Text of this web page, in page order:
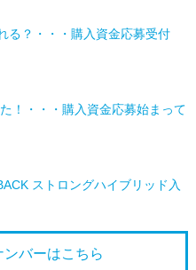
？・・・購入資金応募受付
！・・・購入資金応募始まって
ストロングハイブリッド入
ンバーはこちら